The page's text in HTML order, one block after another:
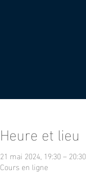
Heure et lieu
21 mai 2024, 19:30 – 20:30
Cours en ligne